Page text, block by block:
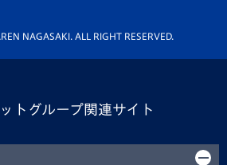
NAGASAKI. ALL RIGHT RESERVED.
トグループ関連サイト